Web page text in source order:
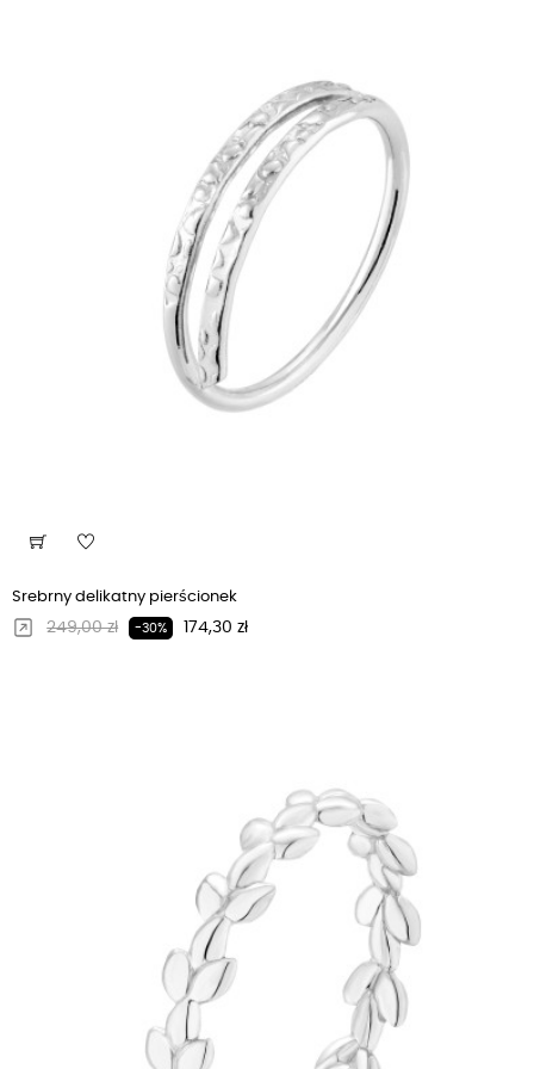
Srebrny delikatny pierścionek
Regularna cena
249,00 zł -30% Cena
174,30 zł